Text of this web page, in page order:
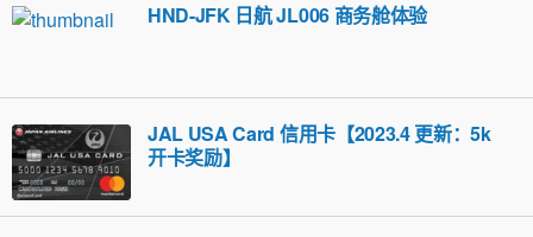
HND-JFK 日航 JL006 商务舱体验
JAL USA Card 信用卡【2023.4 更新：5k
开卡奖励】